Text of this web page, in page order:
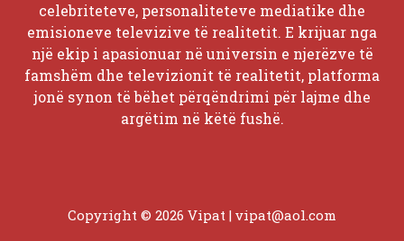
celebriteteve, personaliteteve mediatike dhe
emisioneve televizive të realitetit. E krijuar nga
një ekip i apasionuar në universin e njerëzve të
famshëm dhe televizionit të realitetit, platforma
jonë synon të bëhet përqëndrimi për lajme dhe
argëtim në këtë fushë.
Copyright © 2026 Vipat | vipat@aol.com